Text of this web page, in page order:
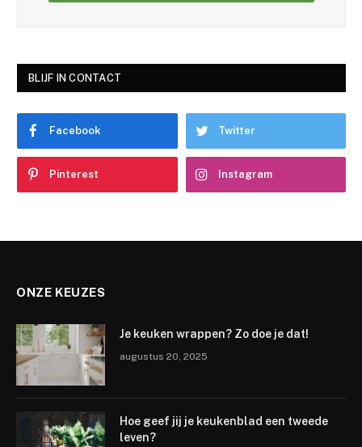
BLIJF IN CONTACT
Facebook Twitter
Pinterest Instagram
ONZE KEUZES
Je keuken wrappen? Zo doe je dat!
augustus 20, 2025
Hoe geef jij je keukenblad een tweede
leven?